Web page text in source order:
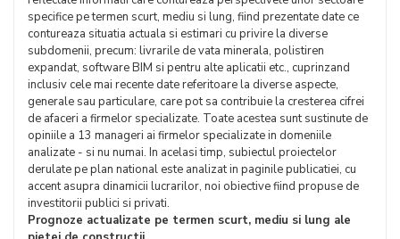
specifice pe termen scurt, mediu si lung, fiind prezentate date ce
contureaza situatia actuala si estimari cu privire la diverse
subdomenii, precum: livrarile de vata minerala, polistiren
expandat, software BIM si pentru alte aplicatii etc., cuprinzand
inclusiv cele mai recente date referitoare la diverse aspecte,
generale sau particulare, care pot sa contribuie la cresterea cifrei
de afaceri a firmelor specializate. Toate acestea sunt sustinute de
opiniile a 13 manageri ai firmelor specializate in domeniile
analizate - si nu numai. In acelasi timp, subiectul proiectelor
derulate pe plan national este analizat in paginile publicatiei, cu
accent asupra dinamicii lucrarilor, noi obiective fiind propuse de
investitorii publici si privati.
Prognoze actualizate pe termen scurt, mediu si lung ale